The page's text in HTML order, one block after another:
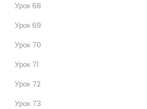
Урок 68
Урок 69
Урок 70
Урок 71
Урок 72
Урок 73